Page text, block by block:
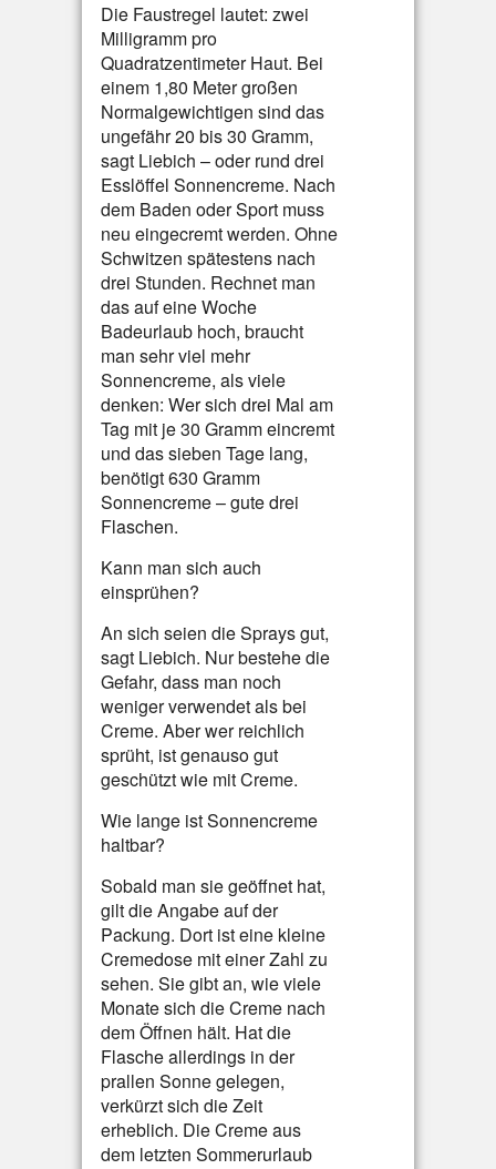
Die Faustregel lautet: zwei
Milligramm pro
Quadratzentimeter Haut. Bei
einem 1,80 Meter großen
Normalgewichtigen sind das
ungefähr 20 bis 30 Gramm,
sagt Liebich – oder rund drei
Esslöffel Sonnencreme. Nach
dem Baden oder Sport muss
neu eingecremt werden. Ohne
Schwitzen spätestens nach
drei Stunden. Rechnet man
das auf eine Woche
Badeurlaub hoch, braucht
man sehr viel mehr
Sonnencreme, als viele
denken: Wer sich drei Mal am
Tag mit je 30 Gramm eincremt
und das sieben Tage lang,
benötigt 630 Gramm
Sonnencreme – gute drei
Flaschen.
Kann man sich auch
einsprühen?
An sich seien die Sprays gut,
sagt Liebich. Nur bestehe die
Gefahr, dass man noch
weniger verwendet als bei
Creme. Aber wer reichlich
sprüht, ist genauso gut
geschützt wie mit Creme.
Wie lange ist Sonnencreme
haltbar?
Sobald man sie geöffnet hat,
gilt die Angabe auf der
Packung. Dort ist eine kleine
Cremedose mit einer Zahl zu
sehen. Sie gibt an, wie viele
Monate sich die Creme nach
dem Öffnen hält. Hat die
Flasche allerdings in der
prallen Sonne gelegen,
verkürzt sich die Zeit
erheblich. Die Creme aus
dem letzten Sommerurlaub